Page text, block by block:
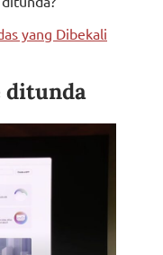
yang Dibekali
ditunda